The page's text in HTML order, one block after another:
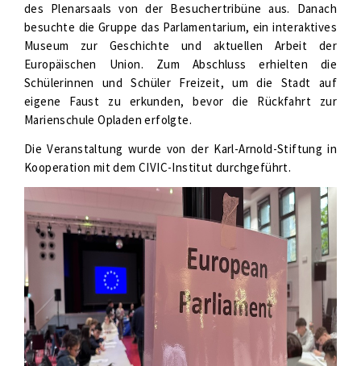
des Plenarsaals von der Besuchertribüne aus. Danach
besuchte die Gruppe das Parlamentarium, ein interaktives
Museum zur Geschichte und aktuellen Arbeit der
Europäischen Union. Zum Abschluss erhielten die
Schülerinnen und Schüler Freizeit, um die Stadt auf
eigene Faust zu erkunden, bevor die Rückfahrt zur
Marienschule Opladen erfolgte.
Die Veranstaltung wurde von der Karl-Arnold-Stiftung in
Kooperation mit dem CIVIC-Institut durchgeführt.